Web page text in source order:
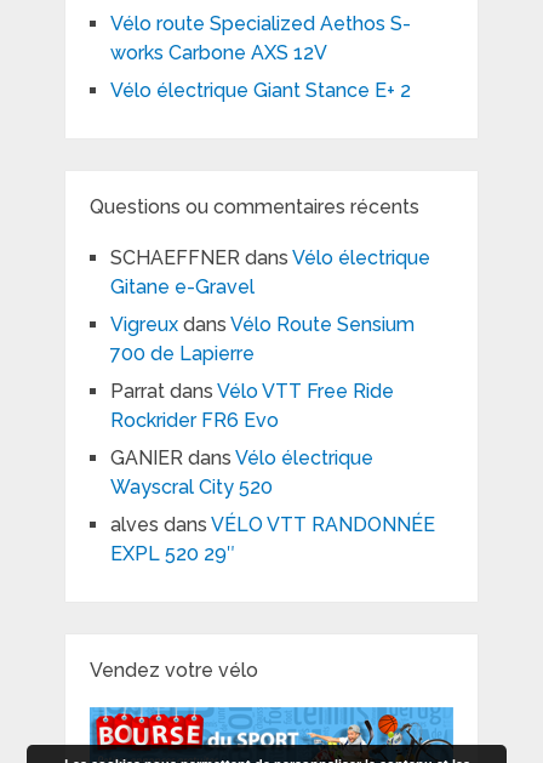
Vélo route Specialized Aethos S-
works Carbone AXS 12V
Vélo électrique Giant Stance E+ 2
Questions ou commentaires récents
SCHAEFFNERdans Vélo électrique
Gitane e-Gravel
Vigreuxdans Vélo Route Sensium
700 de Lapierre
Parratdans Vélo VTT Free Ride
Rockrider FR6 Evo
GANIERdans Vélo électrique
Wayscral City 520
alves dans VÉLO VTT RANDONNÉE
EXPL 520 29″
Vendez votre vélo